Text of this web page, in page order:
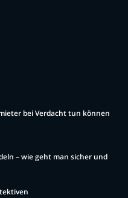
bei Verdacht tun können
– wie geht man sicher und